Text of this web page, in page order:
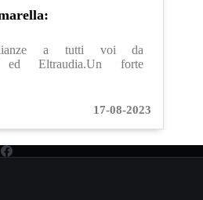
a tutti voi da
ed Eltraudia.Un forte
17-08-2023